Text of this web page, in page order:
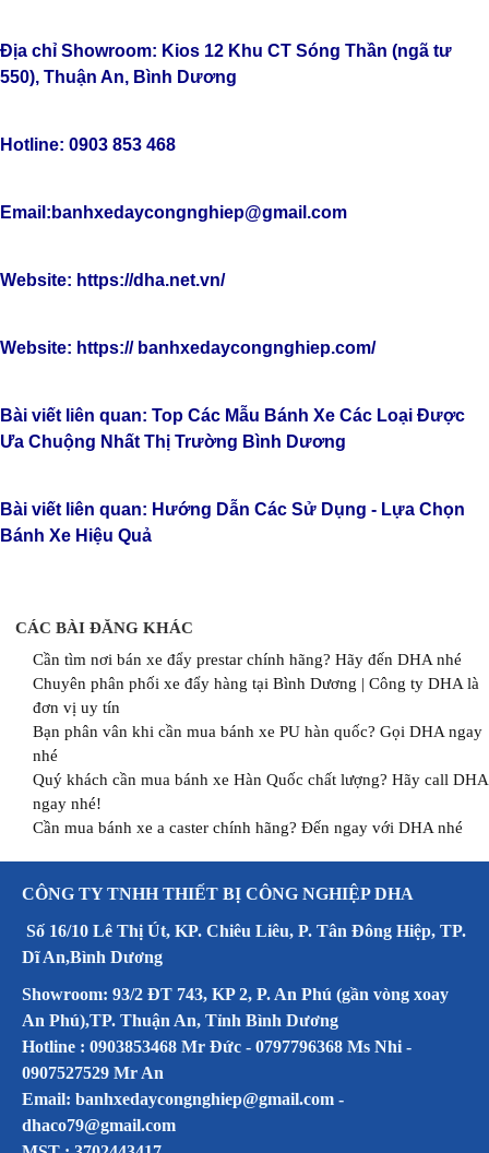
Địa chỉ Showroom: Kios 12 Khu CT Sóng Thần (ngã tư
550), Thuận An, Bình Dương
Hotline: 0903 853 468
Email:banhxedaycongnghiep@gmail.com
Website: https://dha.net.vn/
Website: https://banhxedaycongnghiep.com/
Bài viết liên quan: Top Các Mẫu Bánh Xe Các Loại Được
Ưa Chuộng Nhất Thị Trường Bình Dương
Bài viết liên quan: Hướng Dẫn Các Sử Dụng - Lựa Chọn
Bánh Xe Hiệu Quả
CÁC BÀI ĐĂNG KHÁC
Cần tìm nơi bán xe đẩy prestar chính hãng? Hãy đến DHA nhé
Chuyên phân phối xe đẩy hàng tại Bình Dương | Công ty DHA là
đơn vị uy tín
Bạn phân vân khi cần mua bánh xe PU hàn quốc? Gọi DHA ngay
nhé
Quý khách cần mua bánh xe Hàn Quốc chất lượng? Hãy call DHA
ngay nhé!
Cần mua bánh xe a caster chính hãng? Đến ngay với DHA nhé
CÔNG TY TNHH THIẾT BỊ CÔNG NGHIỆP DHA
Số 16/10 Lê Thị Út, KP. Chiêu Liêu, P. Tân Đông Hiệp, TP.
Dĩ An,Bình Dương
Showroom: 93/2 ĐT 743, KP 2, P. An Phú (gần vòng xoay
An Phú),TP. Thuận An, Tỉnh Bình Dương
Hotline : 0903853468 Mr Đức - 0797796368 Ms Nhi -
0907527529 Mr An
Email: banhxedaycongnghiep@gmail.com -
dhaco79@gmail.com